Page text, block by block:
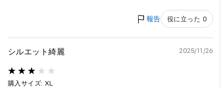
報告 役に立った 0
シルエット綺麗 2025/11/26
購入サイズ: XL